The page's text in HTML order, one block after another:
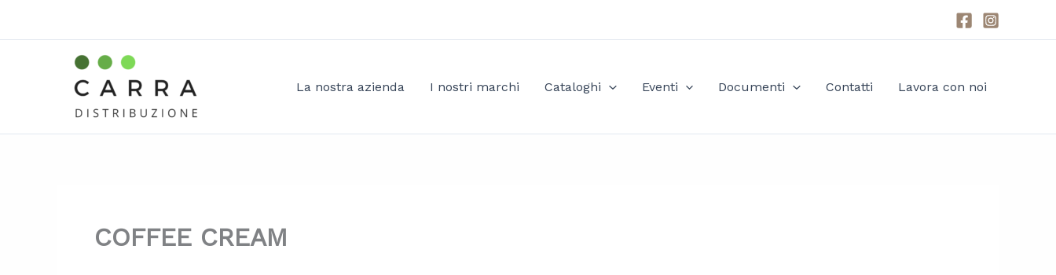
La nostra azienda I nostri marchi Cataloghi Eventi Documenti Contatti Lavora con noi
COFFEE CREAM